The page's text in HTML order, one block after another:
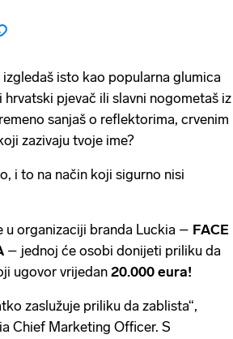
isto kao popularna glumica
pjevač ili slavni nogometaš iz
sanjaš o reflektorima, crvenim
zazivaju tvoje ime?
i to na način koji sigurno nisi
u organizaciji branda Luckia – FACE
– jednoj će osobi donijeti priliku da
ugovor vrijedan20.000 eura!
zaslužuje priliku da zablista“,
Chief Marketing Officer. S